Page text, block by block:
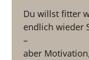
Du willst fitter
endlich wieder
–
aber